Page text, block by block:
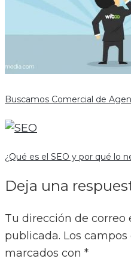
Buscamos Comercial de
¿Qué es el SEO y por qué lo
Deja una
Tu dirección de correo
publicada. Los
marcados con *